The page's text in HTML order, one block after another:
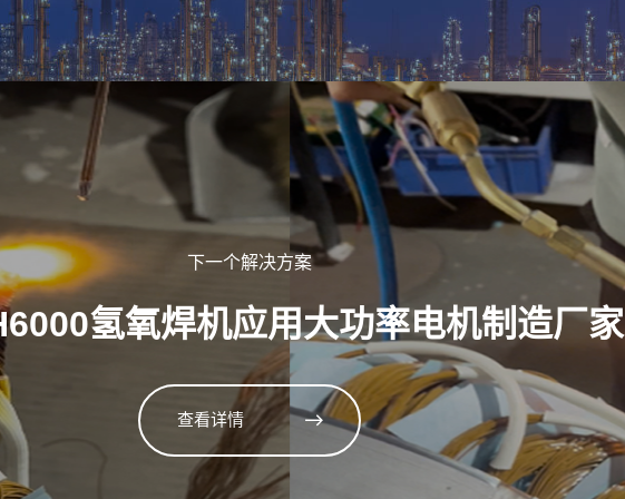
下一个解决方案
氢氧焊机应用大功率电机制造厂家
查看详情